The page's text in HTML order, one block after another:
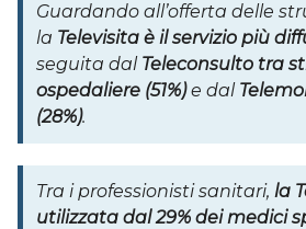
Guardando all’offerta delle
la Televisita è il servizio più
seguita dal Teleconsulto tra
ospedaliere (51%)e dal
(28%).
Tra i professionisti sanitari, la
utilizzata dal 29% dei medici